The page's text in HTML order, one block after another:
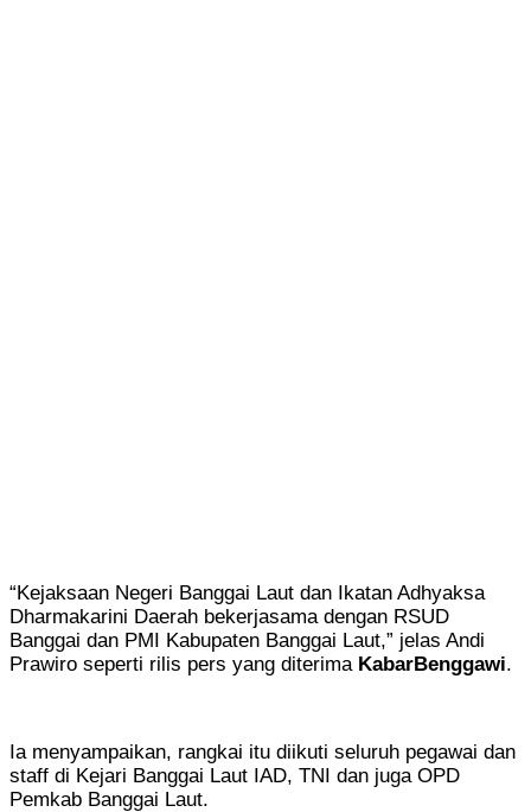
“Kejaksaan Negeri Banggai Laut dan Ikatan Adhyaksa
Dharmakarini Daerah bekerjasama dengan RSUD
Banggai dan PMI Kabupaten Banggai Laut,” jelas Andi
Prawiro seperti rilis pers yang diterima KabarBenggawi.
Ia menyampaikan, rangkai itu diikuti seluruh pegawai dan
staff di Kejari Banggai Laut IAD, TNI dan juga OPD
Pemkab Banggai Laut.